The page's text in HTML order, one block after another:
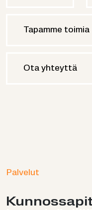
Tapamme toimia
Ota yhteyttä
Palvelut